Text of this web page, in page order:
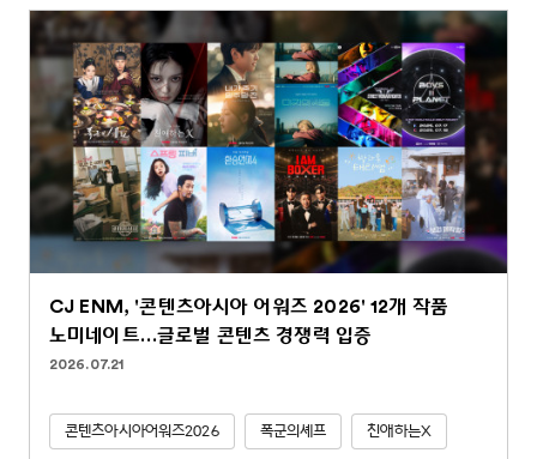
CJ ENM, '콘텐츠아시아 어워즈 2026' 12개 작품
노미네이트…글로벌 콘텐츠 경쟁력 입증
2026.07.21
콘텐츠아시아어워즈2026 폭군의셰프 친애하는X